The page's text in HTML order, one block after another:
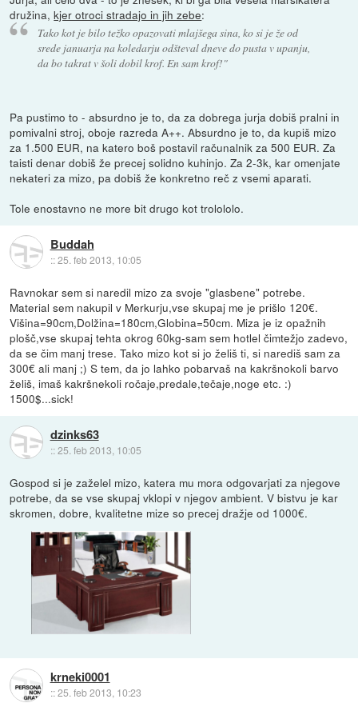
družina,kjer otroci stradajo in jih zebe:
Tako kot je bilo težko opazovati mlajšega sina, ko si je že od
srede januarja na koledarju odšteval dneve do pusta v upanju,
da bo takrat v šoli dobil krof. En sam krof!"
Pa pustimo to - absurdno je to, da za dobrega jurja dobiš pralni in
pomivalni stroj, oboje razreda A++. Absurdno je to, da kupiš mizo
za 1.500 EUR, na katero boš postavil računalnik za 500 EUR. Za
taisti denar dobiš že precej solidno kuhinjo. Za 2-3k, kar omenjate
nekateri za mizo, pa dobiš že konkretno reč z vsemi aparati.
Tole enostavno ne more bit drugo kot trolololo.
Buddah
::25. feb 2013, 10:05
Ravnokar sem si naredil mizo za svoje "glasbene" potrebe.
Material sem nakupil v Merkurju,vse skupaj me je prišlo 120€.
Višina=90cm,Dolžina=180cm,Globina=50cm. Miza je iz opažnih
plošč,vse skupaj tehta okrog 60kg-sam sem hotlel čimtežjo zadevo,
da se čim manj trese. Tako mizo kot si jo želiš ti, si narediš sam za
300€ ali manj ;) S tem, da jo lahko pobarvaš na kakršnokoli barvo
želiš, imaš kakršnekoli ročaje,predale,tečaje,noge etc. :)
1500$...sick!
dzinks63
::25. feb 2013, 10:05
Gospod si je zaželel mizo, katera mu mora odgovarjati za njegove
potrebe, da se vse skupaj vklopi v njegov ambient. V bistvu je kar
skromen, dobre, kvalitetne mize so precej dražje od 1000€.
krneki0001
::25. feb 2013, 10:23